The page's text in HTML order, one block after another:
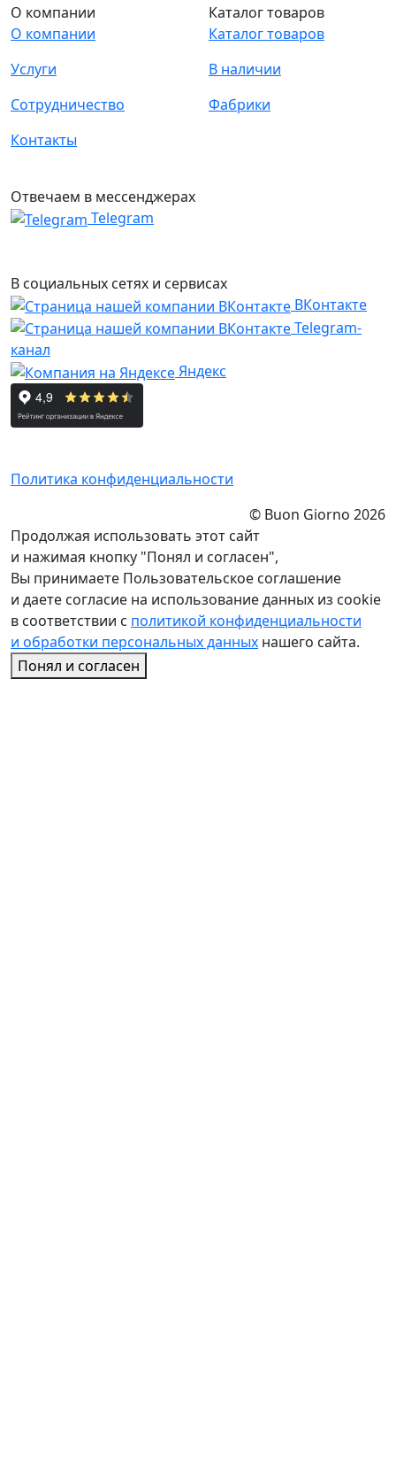
О компании
О компании
Услуги
Сотрудничество
Контакты
Каталог товаров
Каталог товаров
В наличии
Фабрики
Отвечаем в мессенджерах
Telegram
В социальных сетях и сервисах
ВКонтакте
Telegram-
канал
Яндекс
Политика конфиденциальности
© Buon Giorno 2026
Продолжая использовать этот сайт
и нажимая кнопку "Понял и согласен",
Вы принимаете Пользовательское соглашение
и даете согласие на использование данных из cookie
в соответствии с политикой конфиденциальности
и обработки персональных данных нашего сайта.
Понял и согласен